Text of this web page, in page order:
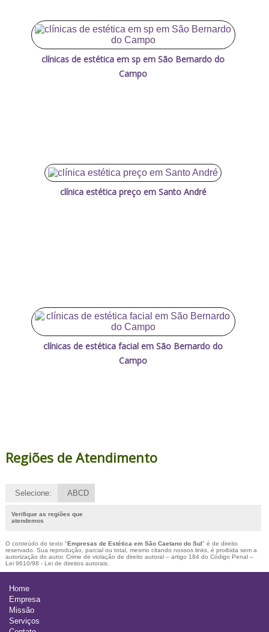
clínicas de estética em sp em São Bernardo do
Campo
clínica estética preço em Santo André
clínicas de estética facial em São Bernardo do
Campo
Regiões de Atendimento
Selecione: ABCD
Verifique as regiões que
atendemos
O conteúdo do texto "Empresas de Estética em São Caetano do Sul" é de direito
reservado. Sua reprodução, parcial ou total, mesmo citando nossos links, é proibida sem a
autorização do autor. Crime de violação de direito autoral – artigo 184 do Código Penal –
Lei 9610/98 - Lei de direitos autorais.
Home
Empresa
Missão
Serviços